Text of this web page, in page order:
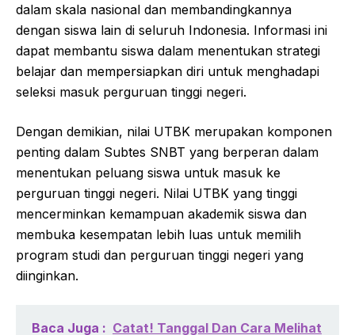
dalam skala nasional dan membandingkannya
dengan siswa lain di seluruh Indonesia. Informasi ini
dapat membantu siswa dalam menentukan strategi
belajar dan mempersiapkan diri untuk menghadapi
seleksi masuk perguruan tinggi negeri.
Dengan demikian, nilai UTBK merupakan komponen
penting dalam Subtes SNBT yang berperan dalam
menentukan peluang siswa untuk masuk ke
perguruan tinggi negeri. Nilai UTBK yang tinggi
mencerminkan kemampuan akademik siswa dan
membuka kesempatan lebih luas untuk memilih
program studi dan perguruan tinggi negeri yang
diinginkan.
Baca Juga : Catat! Tanggal Dan Cara Melihat